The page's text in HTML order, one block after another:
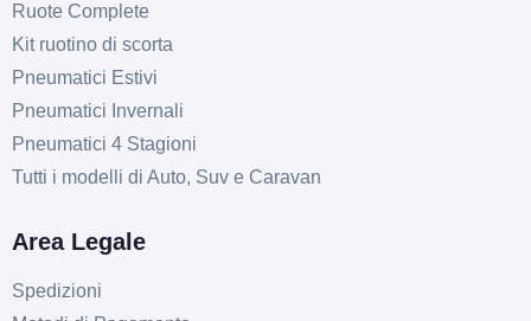
Ruote Complete
Kit ruotino di scorta
Pneumatici Estivi
Pneumatici Invernali
Pneumatici 4 Stagioni
Tutti i modelli di Auto, Suv e Caravan
Area Legale
Spedizioni